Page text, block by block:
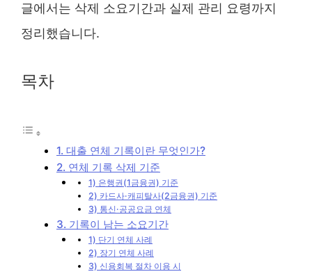
글에서는 삭제 소요기간과 실제 관리 요령까지
정리했습니다.
목차
1. 대출 연체 기록이란 무엇인가?
2. 연체 기록 삭제 기준
1) 은행권(1금융권) 기준
2) 카드사·캐피탈사(2금융권) 기준
3) 통신·공공요금 연체
3. 기록이 남는 소요기간
1) 단기 연체 사례
2) 장기 연체 사례
3) 신용회복 절차 이용 시